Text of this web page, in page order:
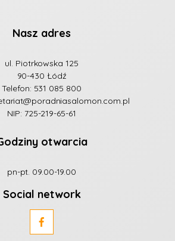
Nasz adres
ul. Piotrkowska 125
90-430 Łódź
Telefon: 531 085 800
NIP: 725-219-65-61
otwarcia
pn-pt. 09.00-19.00
Social network